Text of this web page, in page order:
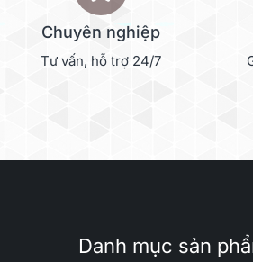
Chuyên nghiệp
Tư vấn, hỗ trợ 24/7
Danh mục sản